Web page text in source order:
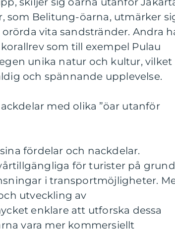
som Belitung-öarna, utmärker
vita sandstränder. Andra
som till exempel Pulau
unika natur och kultur, vilket
och spännande upplevelse.
med olika ”öar utanför
fördelar och nackdelar.
för turister på grund
i transportmöjligheter.
utveckling av
enklare att utforska dessa
vara mer kommersiellt